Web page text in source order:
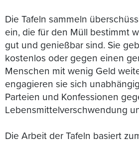
Die Tafeln sammeln
ein, die für den Müll bestimmt
gut und genießbar sind. Sie
kostenlos oder gegen einen
Menschen mit wenig Geld
engagieren sie sich
Parteien und Konfessionen
Lebensmittelverschwendung
Die Arbeit der Tafeln basiert